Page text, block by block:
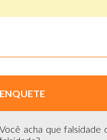
ENQUETE
Você acha que